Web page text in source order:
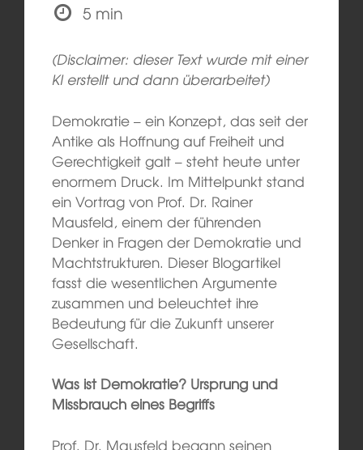
5 min
(Disclaimer: dieser Text wurde mit einer
KI erstellt und dann überarbeitet)
Demokratie – ein Konzept, das seit der
Antike als Hoffnung auf Freiheit und
Gerechtigkeit galt – steht heute unter
enormem Druck. Im Mittelpunkt stand
ein Vortrag von Prof. Dr. Rainer
Mausfeld, einem der führenden
Denker in Fragen der Demokratie und
Machtstrukturen. Dieser Blogartikel
fasst die wesentlichen Argumente
zusammen und beleuchtet ihre
Bedeutung für die Zukunft unserer
Gesellschaft.
Was ist Demokratie? Ursprung und
Missbrauch eines Begriffs
Prof. Dr. Mausfeld begann seinen